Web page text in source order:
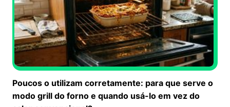
Poucos o utilizam corretamente: para que serve o
modo grill do forno e quando usá-lo em vez do